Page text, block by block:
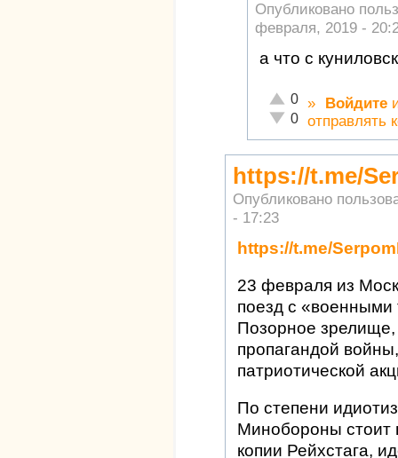
Опубликовано
февраля, 2019 -
а что с
Отлично!
0
Неадекватно!
0
» Войдите
отправлять
https://t.me/
Опубликовано
- 17:23
https://t.me/
23 февраля из
поезд с
Позорное
пропагандой
патриотической
По степени
Минобороны стоит
копии Рейхстага,